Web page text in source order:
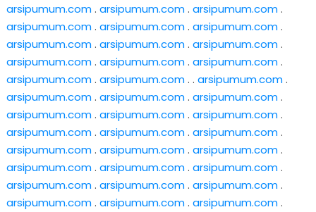
arsipumum.com. arsipumum.com. arsipumum.com.
arsipumum.com. arsipumum.com. arsipumum.com.
arsipumum.com. arsipumum.com. arsipumum.com.
arsipumum.com. arsipumum.com. arsipumum.com.
arsipumum.com. arsipumum.com. . arsipumum.com.
arsipumum.com. arsipumum.com. arsipumum.com.
arsipumum.com. arsipumum.com. arsipumum.com.
arsipumum.com. arsipumum.com. arsipumum.com.
arsipumum.com. arsipumum.com. arsipumum.com.
arsipumum.com. arsipumum.com. arsipumum.com.
arsipumum.com. arsipumum.com. arsipumum.com.
arsipumum.com. arsipumum.com. arsipumum.com.